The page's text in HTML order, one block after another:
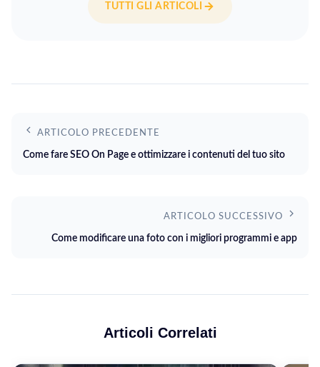
TUTTI GLI ARTICOLI
ARTICOLO PRECEDENTE
Come fare SEO On Page e ottimizzare i contenuti del tuo sito
ARTICOLO SUCCESSIVO
Come modificare una foto con i migliori programmi e app
Articoli Correlati